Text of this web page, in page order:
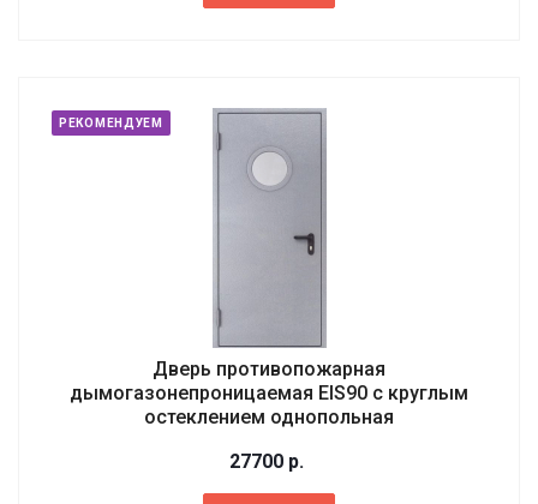
РЕКОМЕНДУЕМ
Дверь противопожарная
дымогазонепроницаемая EIS90 с круглым
остеклением однопольная
27700 р.